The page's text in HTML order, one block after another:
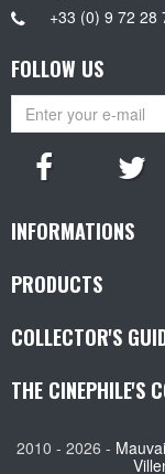
+33 (0) 9 72 28
FOLLOW US
INFORMATIONS
PRODUCTS
COLLECTOR'S
THE CINEPHILE'S
2010 - 2026 -